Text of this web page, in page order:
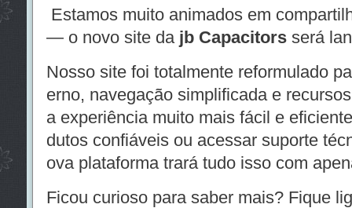
Estamos muito animados em
— o novo site da jb Capacitorsserá
Nosso site foi totalmente reformulado
erno, navegação simplificada e
a experiência muito mais fácil e
dutos confiáveis ou acessar suporte
ova plataforma trará tudo isso com
Ficou curioso para saber mais? Fique